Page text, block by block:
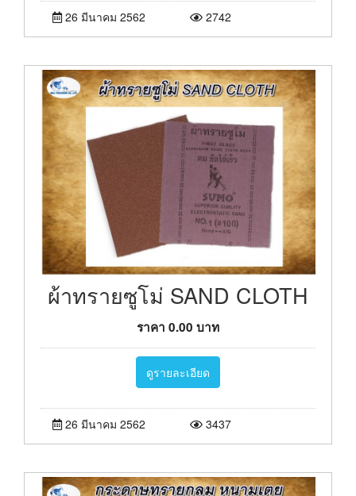
26 มีนาคม 2562 2742
ผ้าทรายซูโม่ SAND CLOTH
ราคา 0.00 บาท
ดูรายละเอียด
26 มีนาคม 2562 3437